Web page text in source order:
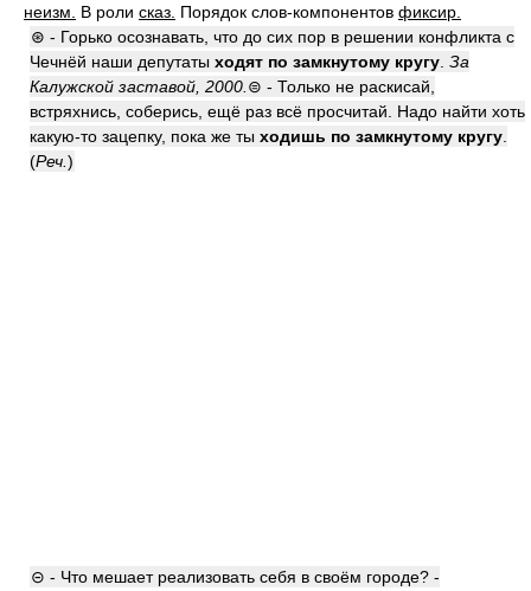
неизм.
В роли сказ. Порядок слов-компонентов фиксир.
⊛ - Горько осознавать, что до сих пор в решении конфликта с
Чечнёй наши депутаты ходят по замкнутому кругу За
Калужской заставой, 2000. ⊜ - Только не раскисай,
встряхнись, соберись, ещё раз всё просчитай. Надо найти хоть
какую-то зацепку, пока же ты ходишь по замкнутому кругу
(Реч. )
⊝ - Что мешает реализовать себя в своём городе? -